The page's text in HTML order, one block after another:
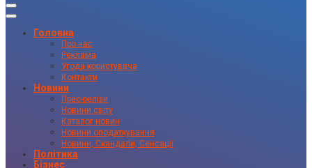
Головна
Про нас
Реклама
Угода користувача
Контакти
Новини
Прес-релізи
Новини світу
Каталог новин
Новини оподаткування
Новини, Скандали, Сенсації
Політика
Бізнес